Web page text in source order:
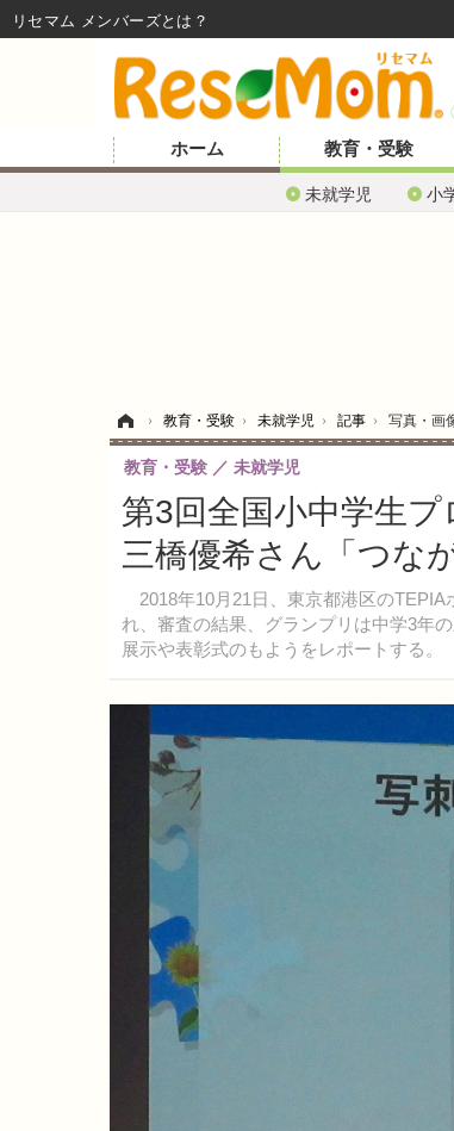
ホーム 教育・受験
未就学児 小
› 教育・受験 › 未就学児 › 記事 › 写真・画
第3回全国小中学生
三橋優希さん「つな
2018年10月21日、東京都港区のTEPIA
れ、審査の結果、グランプリは中学3年
展示や表彰式のもようをレポートする。
教育・受験 未就学児
リセマム メンバーズ